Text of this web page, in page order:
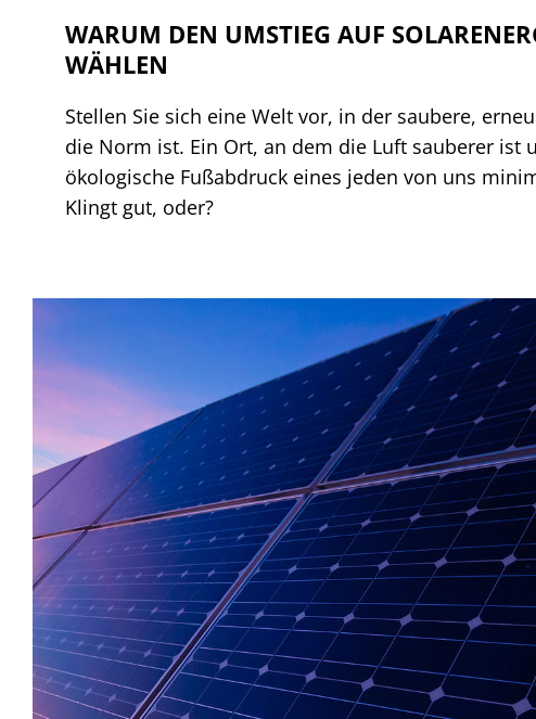
WARUM DEN UMSTIEG AUF
WÄHLEN
Stellen Sie sich eine Welt vor, in der saubere,
die Norm ist. Ein Ort, an dem die Luft sauberer ist
ökologische Fußabdruck eines jeden von uns
Klingt gut, oder?